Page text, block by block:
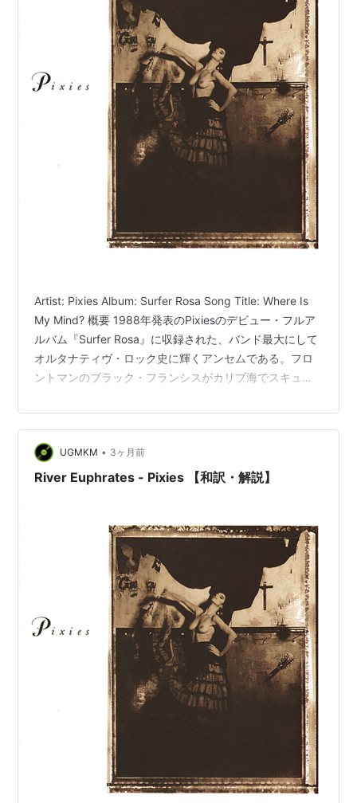
Artist: Pixies Album: Surfer Rosa Song Title: Where Is
My Mind? 概要 1988年発表のPixiesのデビュー・フルア
ルバム『Surfer Rosa』に収録された、バンド最大にして
オルタナティヴ・ロック史に輝くアンセムである。フロ
ントマンのブラック・フランシスがカリブ海でスキュー
な体験がインスピレーション源となっている。スティー
ヴ・アルビニの録音によるアコースティックギターの乾
いた響き、ジョーイ・サンティアゴの歪んだリードギタ
ー、そしてキム・ディールの幽玄なコーラスが見事なコ
UGMKM • 3ヶ月前
River Euphrates - Pixies 【和訳・解説】